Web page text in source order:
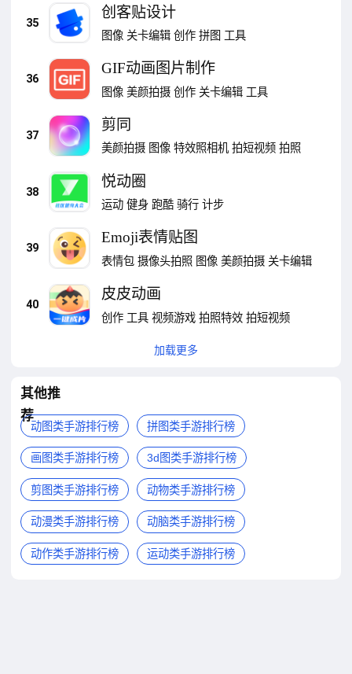
35
创客贴设计
图像 关卡编辑 创作 拼图 工具
36
GIF动画图片制作
图像 美颜拍摄 创作 关卡编辑 工具
37
剪同
美颜拍摄 图像 特效照相机 拍短视频 拍照
38
悦动圈
运动 健身 跑酷 骑行 计步
39
Emoji表情贴图
表情包 摄像头拍照 图像 美颜拍摄 关卡编辑
40
皮皮动画
创作 工具 视频游戏 拍照特效 拍短视频
加载更多
其他推
荐
动图类手游排行榜 拼图类手游排行榜
画图类手游排行榜 3d图类手游排行榜
剪图类手游排行榜 动物类手游排行榜
动漫类手游排行榜 动脑类手游排行榜
动作类手游排行榜 运动类手游排行榜